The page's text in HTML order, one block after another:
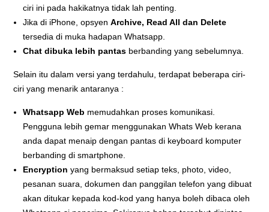
ciri ini pada hakikatnya tidak lah penting.
Jika di iPhone, opsyenArchive, Read All dan Delete
tersedia di muka hadapan Whatsapp.
Chat dibuka lebih pantas berbanding yang sebelumnya.
Selain itu dalam versi yang terdahulu, terdapat beberapa ciri-
ciri yang menarik antaranya :
Whatsapp Web memudahkan proses komunikasi.
Pengguna lebih gemar menggunakan Whats Web kerana
anda dapat menaip dengan pantas di keyboard komputer
berbanding di smartphone.
Encryption yang bermaksud setiap teks, photo, video,
pesanan suara, dokumen dan panggilan telefon yang dibuat
akan ditukar kepada kod-kod yang hanya boleh dibaca oleh